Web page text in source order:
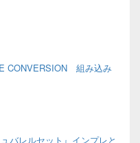
CONVERSION 組み込み
バレルセット』インプレと